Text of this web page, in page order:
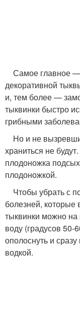
Самое главное —
декоративной
и, тем более —
тыквинки быстро
грибными
Но и не
храниться не
плодоножка
плодоножкой.
Чтобы убрать с
болезней, которые
тыквинки можно на
воду (градусов
ополоснуть и
водкой.